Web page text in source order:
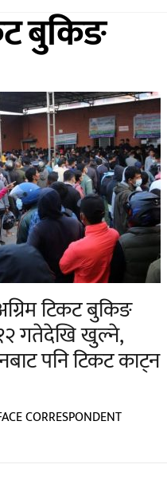
बुकिङ
टिकट बुकिङ
गतेदेखि खुल्ने,
पनि टिकट काट्न
CORRESPONDENT